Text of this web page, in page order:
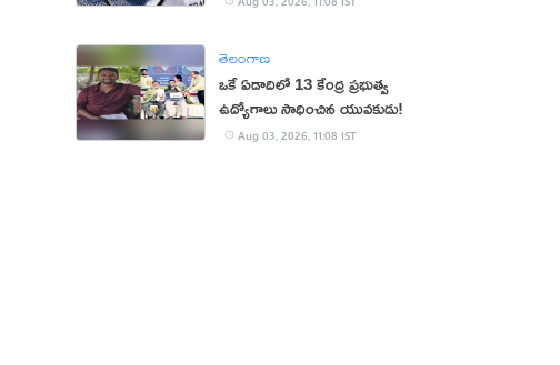
తెలంగాణ
ఒకే ఏడాదిలో 13 కేంద్ర ప్రభుత్వ
ఉద్యోగాలు సాధించిన యువకుడు!
Aug 03, 2026, 11:08 IST